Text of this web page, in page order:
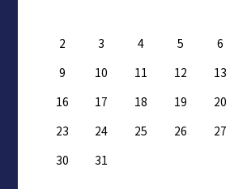
2
3 4 5 6
9
10 11 12 13
16
17 18 19 20
23
24 25 26 27
30
31